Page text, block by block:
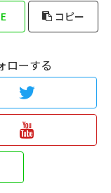
コピー
ローする